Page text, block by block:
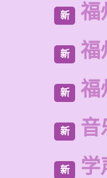
新 福
新 福
新 福
新 音
新 学